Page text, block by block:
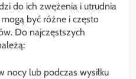
do ich zwężenia i utrudnia
być różne i często
Do najczęstszych
nocy lub podczas wysiłku